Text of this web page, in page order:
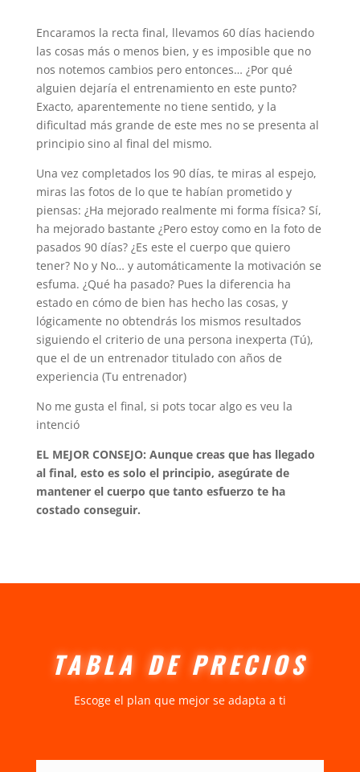
Encaramos la recta final, llevamos 60 días haciendo
las cosas más o menos bien, y es imposible que no
nos notemos cambios pero entonces… ¿Por qué
alguien dejaría el entrenamiento en este punto?
Exacto, aparentemente no tiene sentido, y la
dificultad más grande de este mes no se presenta al
principio sino al final del mismo.
Una vez completados los 90 días, te miras al espejo,
miras las fotos de lo que te habían prometido y
piensas: ¿Ha mejorado realmente mi forma física? Sí,
ha mejorado bastante ¿Pero estoy como en la foto de
pasados 90 días? ¿Es este el cuerpo que quiero
tener? No y No… y automáticamente la motivación se
esfuma. ¿Qué ha pasado? Pues la diferencia ha
estado en cómo de bien has hecho las cosas, y
lógicamente no obtendrás los mismos resultados
siguiendo el criterio de una persona inexperta (Tú),
que el de un entrenador titulado con años de
experiencia (Tu entrenador)
No me gusta el final, si pots tocar algo es veu la
intenció
EL MEJOR CONSEJO: Aunque creas que has llegado
al final, esto es solo el principio, asegúrate de
mantener el cuerpo que tanto esfuerzo te ha
costado conseguir.
TABLA DE PRECIOS
Escoge el plan que mejor se adapta a ti